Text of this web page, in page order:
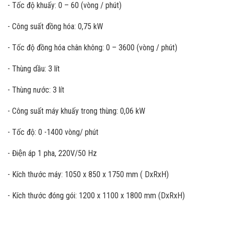
- Tốc độ khuấy: 0 – 60 (vòng / phút)
- Công suất đồng hóa: 0,75 kW
- Tốc độ đồng hóa chân không: 0 – 3600 (vòng / phút)
- Thùng dầu: 3 lít
- Thùng nước: 3 lít
- Công suất máy khuấy trong thùng: 0,06 kW
- Tốc độ: 0 -1400 vòng/ phút
- Điện áp 1 pha, 220V/50 Hz
- Kích thước máy: 1050 x 850 x 1750 mm ( DxRxH)
- Kích thước đóng gói: 1200 x 1100 x 1800 mm (DxRxH)